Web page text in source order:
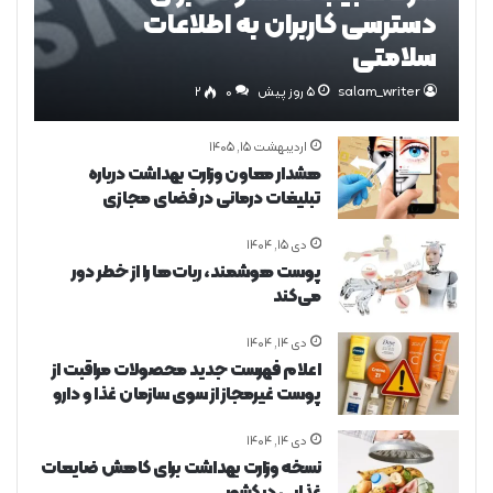
دسترسی کاربران به اطلاعات
سلامتی
salam_writer 5 روز پیش 0 ۲
اردیبهشت ۱۵, ۱۴۰۵
هشدار معاون وزارت بهداشت درباره
تبلیغات درمانی در فضای مجازی
دی ۱۵, ۱۴۰۴
پوست هوشمند، ربات‌ها را از خطر دور
می‌کند
دی ۱۴, ۱۴۰۴
اعلام فهرست جدید محصولات مراقبت از
پوست غیرمجاز از سوی سازمان غذا و دارو
دی ۱۴, ۱۴۰۴
نسخه وزارت بهداشت برای کاهش ضایعات